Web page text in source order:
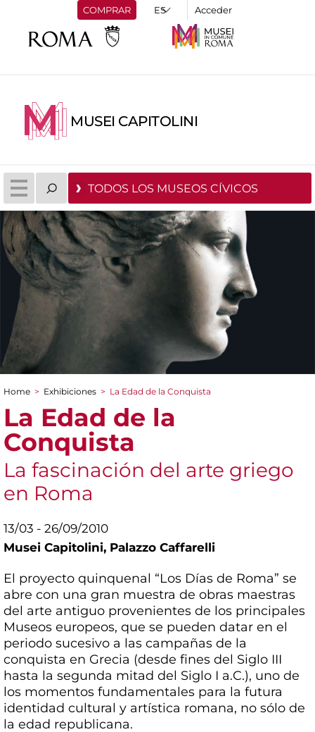
COMPRAR Acceder
MUSEI CAPITOLINI
TODOS LOS MUSEOS CÍVICOS
You are here
Home > Exhibiciones > La Edad de la Conquista
La Edad de la
Conquista
La fascinación del arte griego
en Roma
13/03 - 26/09/2010
Musei Capitolini, Palazzo Caffarelli
El proyecto quinquenal “Los Días de Roma” se
abre con una gran muestra de obras maestras
del arte antiguo provenientes de los principales
Museos europeos, que se pueden datar en el
periodo sucesivo a las campañas de la
conquista en Grecia (desde fines del Siglo III
hasta la segunda mitad del Siglo I a.C.), uno de
los momentos fundamentales para la futura
identidad cultural y artística romana, no sólo de
la edad republicana.